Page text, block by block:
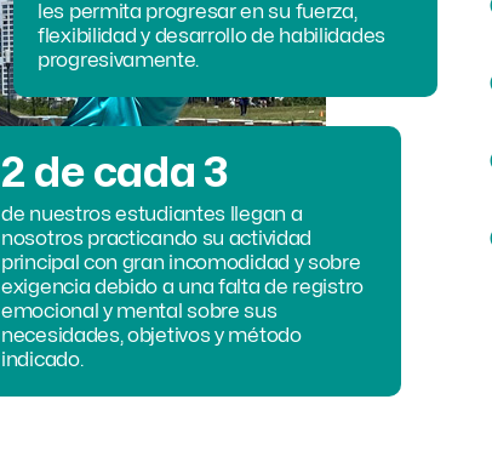
les permita progresar en su fuerza,
flexibilidad y desarrollo de habilidades
progresivamente.
2 de cada 3
de nuestros estudiantes llegan a
nosotros practicando su actividad
principal con gran incomodidad y sobre
exigencia debido a una falta de registro
emocional y mental sobre sus
necesidades, objetivos y método
indicado.